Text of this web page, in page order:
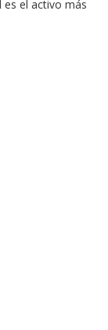
es el activo más